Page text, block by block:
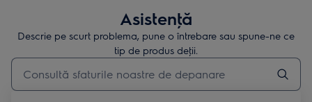
Asistenţă
Descrie pe scurt problema, pune o întrebare sau spune-ne ce
tip de produs deţii.
Type to search for support articles